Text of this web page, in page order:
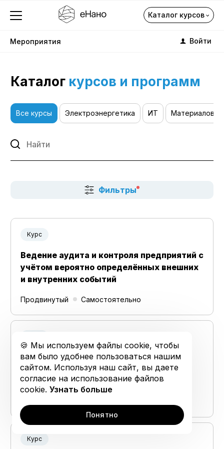
Каталог курсов
Мероприятия Войти
О компании
Открытая коллекция
График обучения
Каталог курсов и программ
Все курсы Электроэнергетика ИТ
Фильтры
Курс
Ведение аудита и контроля предприятий с
учётом вероятно определённых внешних
и внутренних событий
Продвинутый Самостоятельно
Разработка системной архитектуры
Курс
🍪 Мы используем файлы cookie, чтобы
вам было удобнее пользоваться нашим
сайтом. Используя наш сайт, вы даете
согласие на использование файлов
cookie. Узнать больше
Понятно
Закрыть окно